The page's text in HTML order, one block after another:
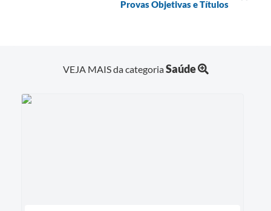
Provas Objetivas e Títulos
VEJA MAIS da categoriaSaúde